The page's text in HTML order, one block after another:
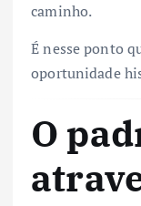
caminho.
É nesse ponto
oportunidade
O